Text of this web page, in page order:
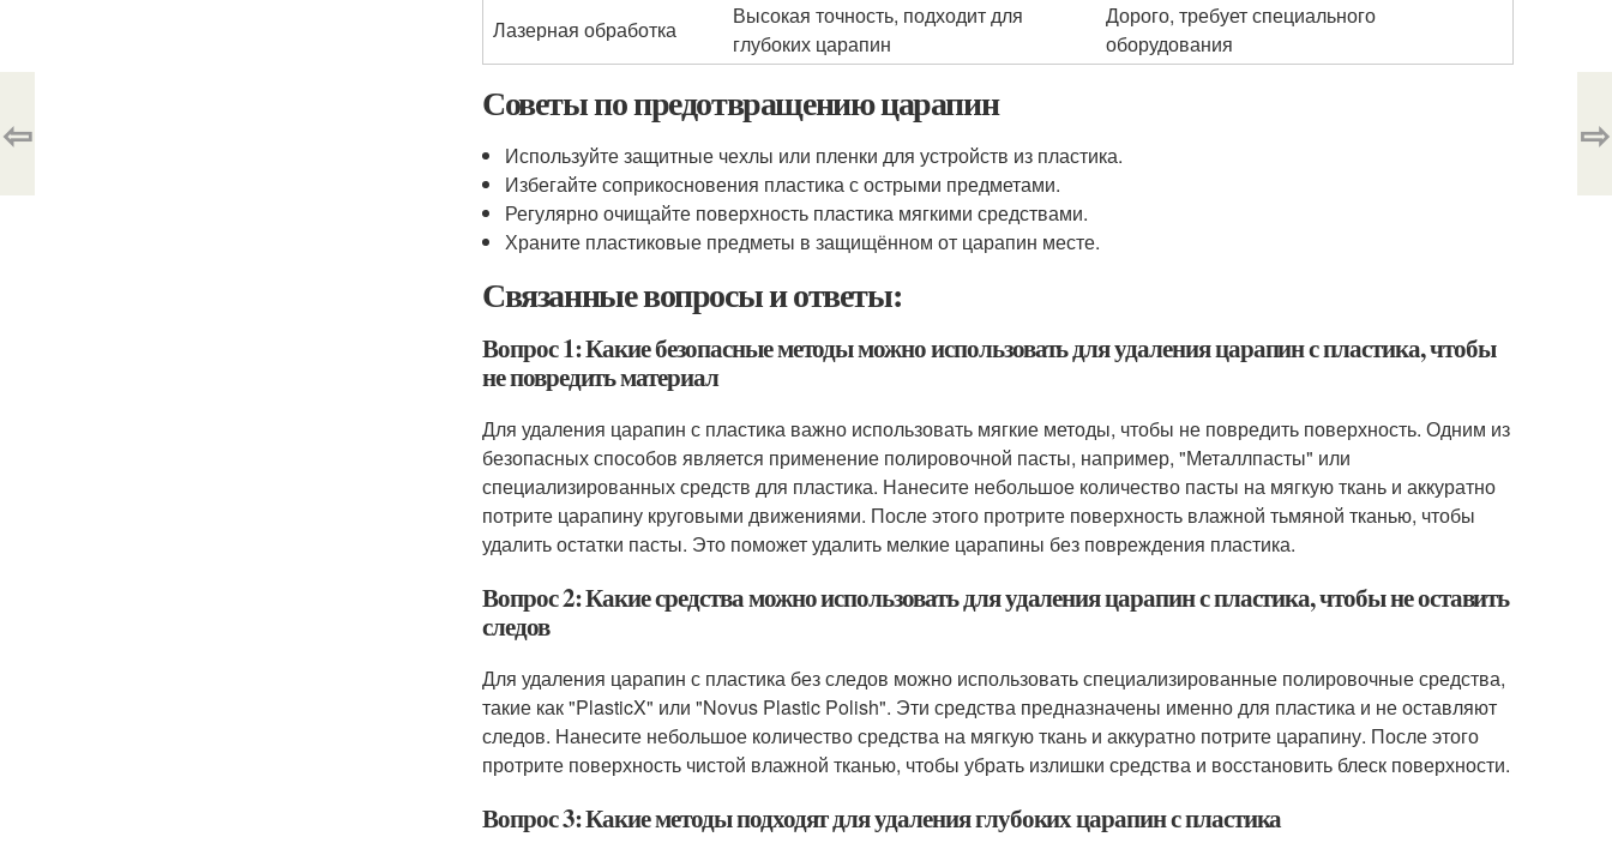
Лазерная обработка
Высокая точность, подходит для
глубоких царапин
Дорого, требует специального
оборудования
Советы по предотвращению царапин
Используйте защитные чехлы или пленки для устройств из пластика.
Избегайте соприкосновения пластика с острыми предметами.
Регулярно очищайте поверхность пластика мягкими средствами.
Храните пластиковые предметы в защищённом от царапин месте.
Связанные вопросы и ответы:
Вопрос 1: Какие безопасные методы можно использовать для удаления царапин с пластика, чтобы
не повредить материал
Для удаления царапин с пластика важно использовать мягкие методы, чтобы не повредить поверхность. Одним из
безопасных способов является применение полировочной пасты, например, "Металлпасты" или
специализированных средств для пластика. Нанесите небольшое количество пасты на мягкую ткань и аккуратно
потрите царапину круговыми движениями. После этого протрите поверхность влажной тьмяной тканью, чтобы
удалить остатки пасты. Это поможет удалить мелкие царапины без повреждения пластика.
Вопрос 2: Какие средства можно использовать для удаления царапин с пластика, чтобы не оставить
следов
Для удаления царапин с пластика без следов можно использовать специализированные полировочные средства,
такие как "PlasticX" или "Novus Plastic Polish". Эти средства предназначены именно для пластика и не оставляют
следов. Нанесите небольшое количество средства на мягкую ткань и аккуратно потрите царапину. После этого
протрите поверхность чистой влажной тканью, чтобы убрать излишки средства и восстановить блеск поверхности.
Вопрос 3: Какие методы подходят для удаления глубоких царапин с пластика
⇦ ⇨